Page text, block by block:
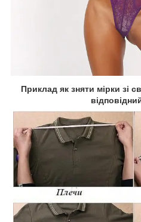
Приклад як зняти мірки зі